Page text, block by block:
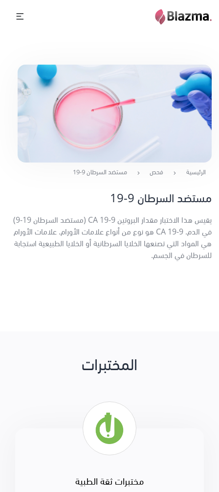
الرئيسية فحص مستضد السرطان 9-19
مستضد السرطان 9-19
يقيس هذا الاختبار مقدار البروتين CA 19-9 (مستضد السرطان 19-9)
في الدم. CA 19-9 هو نوع من أنواع علامات الأورام. علامات الأورام
هي المواد التي تصنعها الخلايا السرطانية أو الخلايا الطبيعية استجابة
للسرطان في الجسم.
المختبرات
مختبرات ثقة الطبية